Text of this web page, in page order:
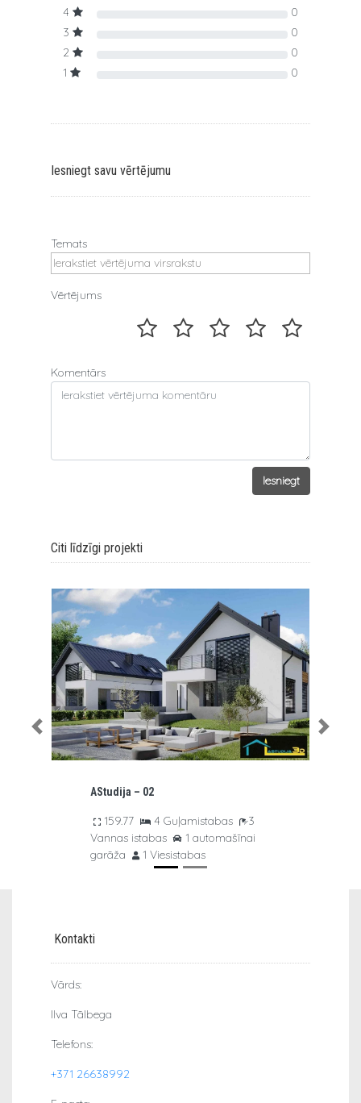
4
0
3
0
2
0
1
0
Iesniegt savu vērtējumu
Temats
Vērtējums
Komentārs
Iesniegt
Citi līdzīgi projekti
AStudija – 03
136.01 3 Guļamistabas
3
Vannas istabas
1 automašīnai
garāža
1 Viesistabas
Previous
Kontakti
Ilva Tālbega
astudija3d@inbox.lv